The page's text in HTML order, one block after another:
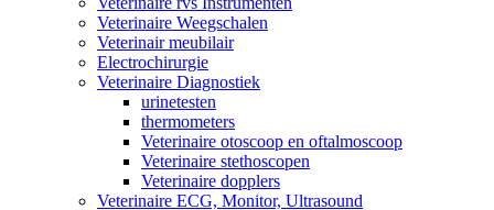
Veterinaire Weegschalen
Veterinair meubilair
Electrochirurgie
Veterinaire Diagnostiek
urinetesten
thermometers
Veterinaire otoscoop en oftalmoscoop
Veterinaire stethoscopen
Veterinaire dopplers
Veterinaire ECG, Monitor, Ultrasound